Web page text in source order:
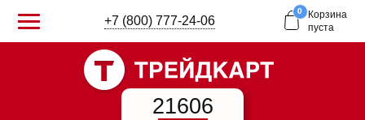
+7 (800) 777-24-06
0
Корзина
пуста
21606